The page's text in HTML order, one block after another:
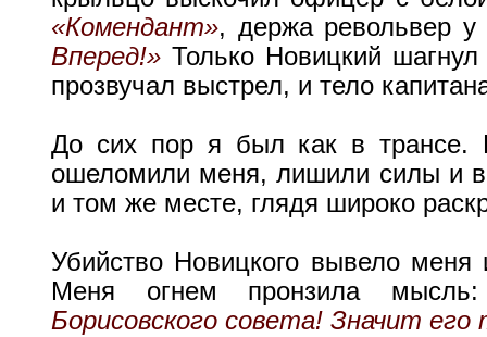
«Комендант», держа револьвер у
Вперед!» Только Новицкий
прозвучал выстрел, и тело
До сих пор я был как в трансе.
ошеломили меня, лишили силы и
и том же месте, глядя широко
Убийство Новицкого вывело
Меня огнем пронзила
Борисовского совета! Значит